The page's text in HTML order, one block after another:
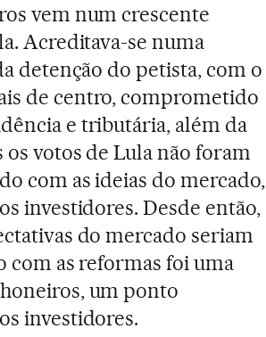
vem num crescente
Acreditava-se numa
detenção do petista, com o
de centro, comprometido
e tributária, além da
votos de Lula não foram
com as ideias do mercado,
investidores. Desde então,
do mercado seriam
com as reformas foi uma
um ponto
investidores.